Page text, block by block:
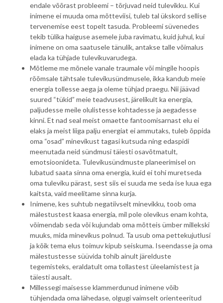
endale võõrast probleemi – tõrjuvad neid tulevikku. Kui
inimene ei muuda oma mõtteviisi, tuleb tal ükskord sellise
tervenemise eest topelt tasuda. Probleemi süvenedes
tekib tülika haiguse asemele juba ravimatu, kuid juhul, kui
inimene on oma saatusele tänulik, antakse talle võimalus
elada ka tühjade tulevikuvarudega.
Mõtleme me mõnele vanale traumale või mingile hoopis
rõõmsale tähtsale tulevikusündmusele, ikka kandub meie
energia tollesse aega ja oleme tühjad praegu. Nii jäävad
suured “tükid” meie teadvusest, järelikult ka energia,
paljudesse meile olulistesse kohtadesse ja aegadesse
kinni. Et nad seal meist omaette fantoomisarnast elu ei
elaks ja meist liiga palju energiat ei ammutaks, tuleb õppida
oma “osad” minevikust tagasi kutsuda ning edaspidi
meenutada neid sündmusi täiesti osavõtmatult,
emotsioonideta. Tulevikusündmuste planeerimisel on
lubatud saata sinna oma energia, kuid ei tohi muretseda
oma tuleviku pärast, sest siis ei suuda me seda ise luua ega
kaitsta, vaid meelitame sinna kurja.
Inimene, kes suhtub negatiivselt minevikku, toob oma
mälestustest kaasa energia, mil pole olevikus enam kohta,
võimendab seda või kujundab oma mõtteis ümber millekski
muuks, mida minevikus polnud. Ta usub oma pettekujutlusi
ja kõik tema elus toimuv kipub seiskuma. Iseendasse ja oma
mälestustesse süüvida tohib ainult järelduste
tegemisteks, eraldatult oma tollastest üleelamistest ja
täiesti ausalt.
Millessegi maisesse klammerdunud inimene võib
tühjendada oma lähedase, olgugi vaimselt orienteeritud